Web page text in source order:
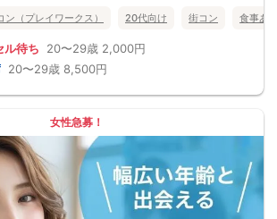
（プレイワークス） 20代向け 街コン 食事あ
ル待ち 20〜29歳 2,000円
20〜29歳 8,500円
女性急募！